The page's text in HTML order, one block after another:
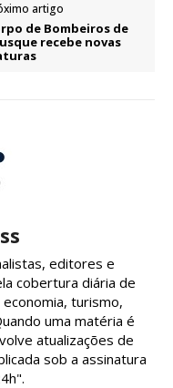
artigo
de Bombeiros de
recebe novas
editores e
cobertura diária de
turismo,
uma matéria é
atualizações de
sob a assinatura